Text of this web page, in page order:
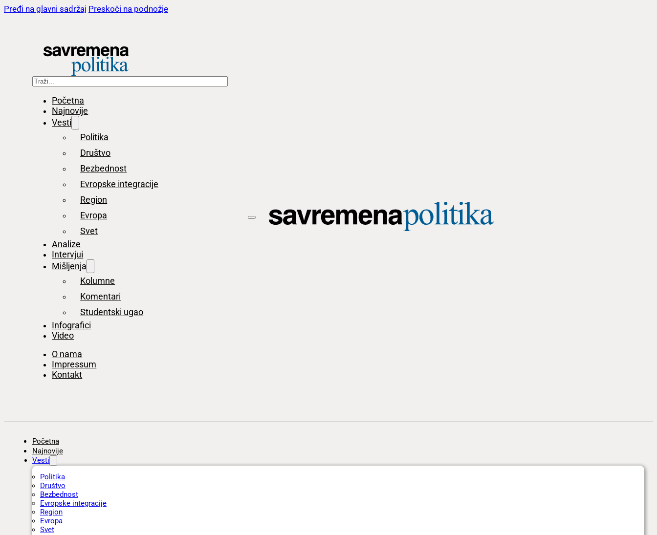
Pređi na glavni sadržaj Preskoči na podnožje
Pretraga
Početna
Najnovije
Vesti
Politika
Društvo
Bezbednost
Evropske integracije
Region
Evropa
Svet
Analize
Intervjui
Mišljenja
Kolumne
Komentari
Studentski ugao
Infografici
Video
O nama
Impressum
Kontakt
Početna
Najnovije
Vesti
Politika
Društvo
Bezbednost
Evropske integracije
Region
Evropa
Svet